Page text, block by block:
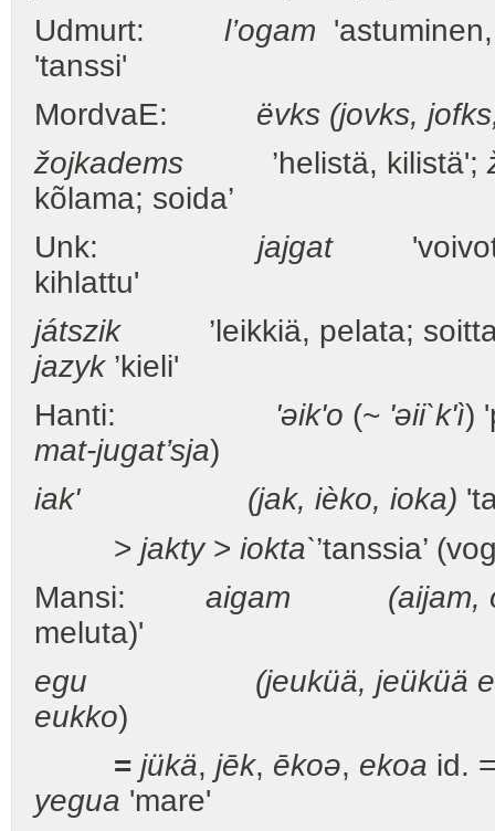
Udmurt: l’ogam
'tanssi'
MordvaE: ëvks (jovks,
žojkadems ’helistä, kilistä';
kõlama; soida’
Unk: jajgat
kihlattu'
játszik’leikkiä, pelata;
jazyk’kieli'
Hanti: 'əik'o (~ 'əii`k'ì)
mat-jugat’sja)
iak' (jak, ièko, ioka)
> jakty> iokta`’tanssia’
Mansi: aigam (aijam,
meluta)'
egu (jeuküä, jeüküä
eukko)
= jükä, jēk, ēkoə, ekoa id.
yegua 'mare'